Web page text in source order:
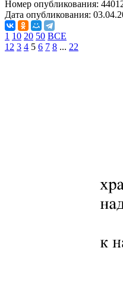
Номер опубликования:
Дата опубликования:
1 10 20 50 ВСЕ
1 2 3 4 5 6 7 8 ... 22